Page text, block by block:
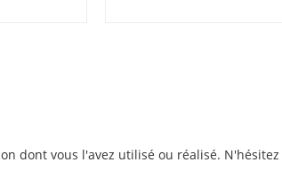
dont vous l'avez utilisé ou réalisé.